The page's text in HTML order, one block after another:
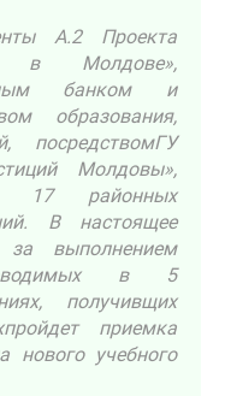
A.2 Проекта
в Молдове»,
банком и
образования,
посредствомГУ
Молдовы»,
17 районных
В настоящее
выполнением
в 5
получивщих
приемка
нового учебного